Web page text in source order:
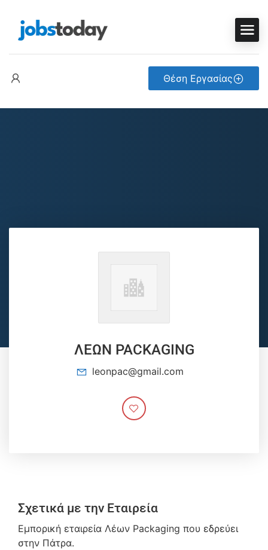
Θέση Εργασίας
ΛΕΩΝ PACKAGING
leonpac@gmail.com
Σχετικά με την Εταιρεία
Εμπορική εταιρεία Λέων Packaging που εδρεύει
στην Πάτρα.